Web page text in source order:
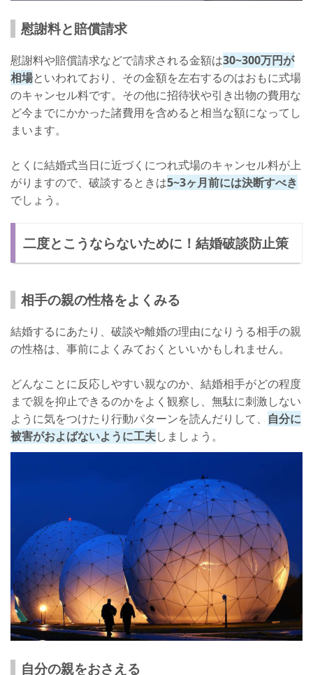
慰謝料と賠償請求
慰謝料や賠償請求などで請求される金額は30~300万円が
相場といわれており、その金額を左右するのはおもに式場
のキャンセル料です。その他に招待状や引き出物の費用な
ど今までにかかった諸費用を含めると相当な額になってし
まいます。
とくに結婚式当日に近づくにつれ式場のキャンセル料が上
がりますので、破談するときは5~3ヶ月前には決断すべき
でしょう。
二度とこうならないために！結婚破談防止策
相手の親の性格をよくみる
結婚するにあたり、破談や離婚の理由になりうる相手の親
の性格は、事前によくみておくといいかもしれません。
どんなことに反応しやすい親なのか、結婚相手がどの程度
まで親を抑止できるのかをよく観察し、無駄に刺激しない
ように気をつけたり行動パターンを読んだりして、 自分に
被害がおよばないように工夫しましょう。
自分の親をおさえる